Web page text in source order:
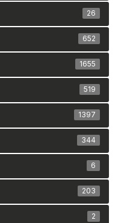
26
652
1655
519
1397
344
6
203
2